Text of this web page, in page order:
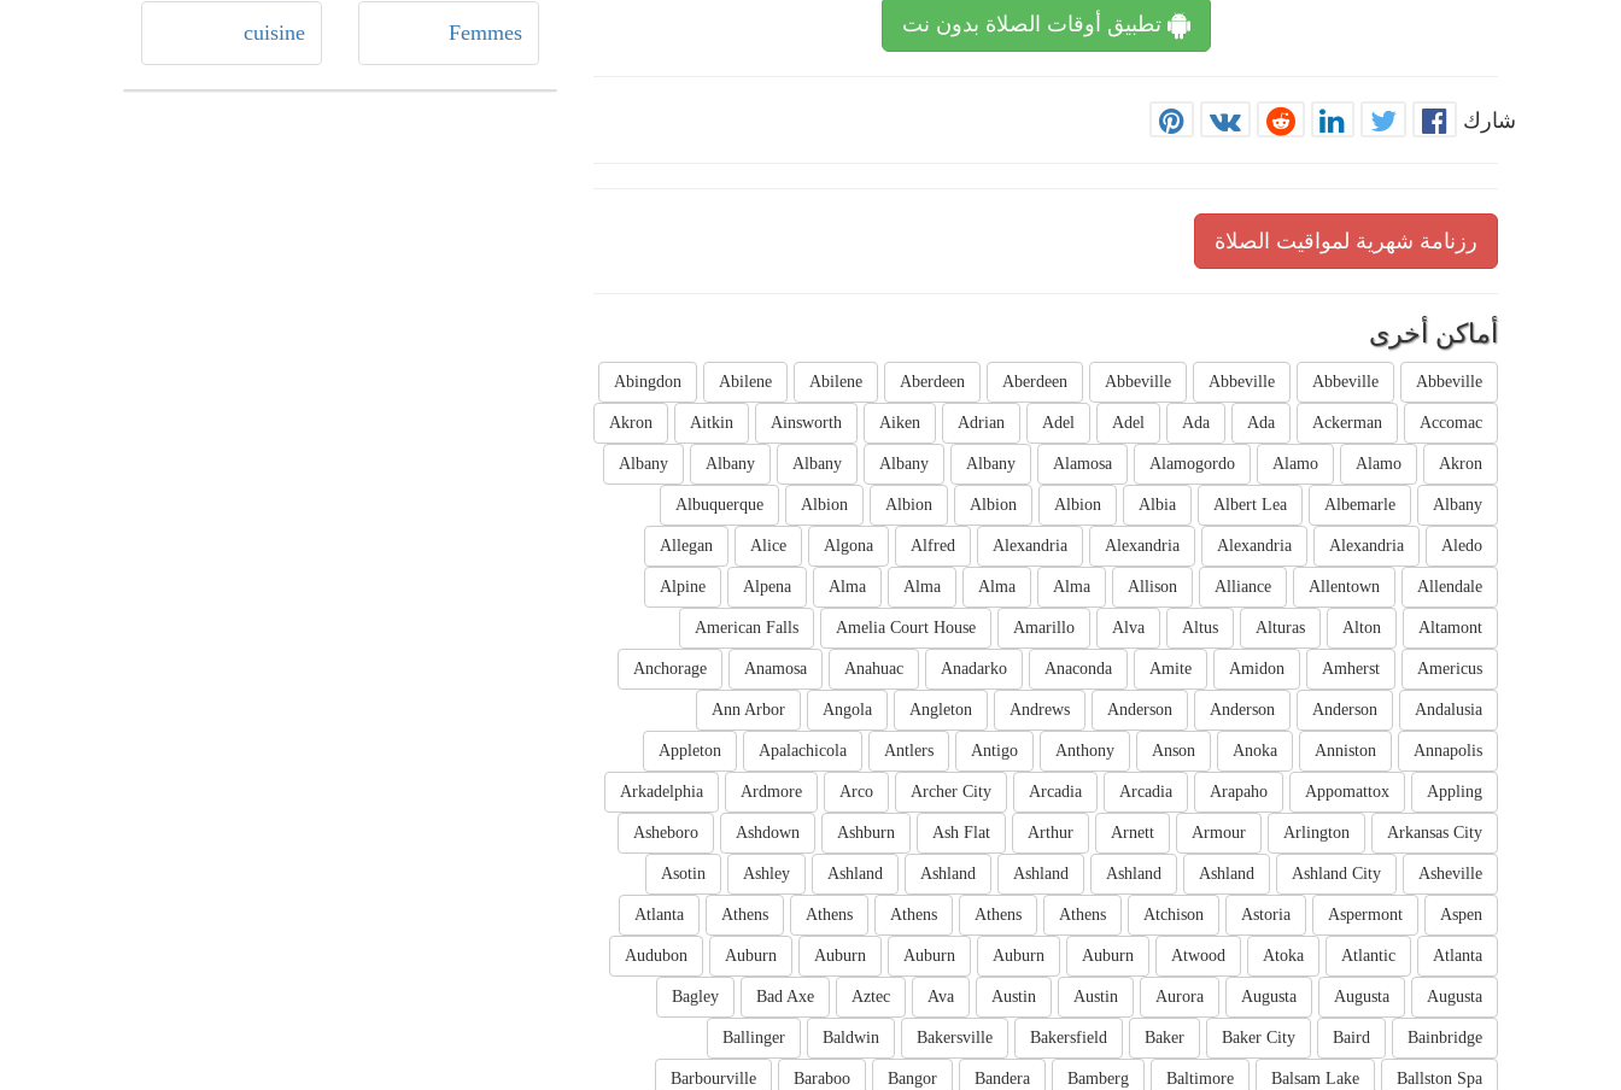
تطبيق أوقات الصلاة بدون نت
شارك
رزنامة شهرية لمواقيت الصلاة
أماكن أخرى
Abbeville
Abbeville
Abbeville
Abbeville
Aberdeen
Aberdeen
Abilene
Abilene
Abingdon
Accomac
Ackerman
Ada
Ada
Adel
Adel
Adrian
Aiken
Ainsworth
Aitkin
Akron
Akron
Alamo
Alamo
Alamogordo
Alamosa
Albany
Albany
Albany
Albany
Albany
Albany
Albemarle
Albert Lea
Albia
Albion
Albion
Albion
Albion
Albuquerque
Aledo
Alexandria
Alexandria
Alexandria
Alexandria
Alfred
Algona
Alice
Allegan
Allendale
Allentown
Alliance
Allison
Alma
Alma
Alma
Alma
Alpena
Alpine
Altamont
Alton
Alturas
Altus
Alva
Amarillo
Amelia Court House
American Falls
Americus
Amherst
Amidon
Amite
Anaconda
Anadarko
Anahuac
Anamosa
Anchorage
Andalusia
Anderson
Anderson
Anderson
Andrews
Angleton
Angola
Ann Arbor
Annapolis
Anniston
Anoka
Anson
Anthony
Antigo
Antlers
Apalachicola
Appleton
Appling
Appomattox
Arapaho
Arcadia
Arcadia
Archer City
Arco
Ardmore
Arkadelphia
Arkansas City
Arlington
Armour
Arnett
Arthur
Ash Flat
Ashburn
Ashdown
Asheboro
Asheville
Ashland City
Ashland
Ashland
Ashland
Ashland
Ashland
Ashley
Asotin
Aspen
Aspermont
Astoria
Atchison
Athens
Athens
Athens
Athens
Athens
Atlanta
Atlanta
Atlantic
Atoka
Atwood
Auburn
Auburn
Auburn
Auburn
Auburn
Audubon
Augusta
Augusta
Augusta
Aurora
Austin
Austin
Ava
Aztec
Bad Axe
Bagley
Bainbridge
Baird
Baker City
Baker
Bakersfield
Bakersville
Baldwin
Ballinger
Ballston Spa
Balsam Lake
Baltimore
Bamberg
Bandera
Bangor
Baraboo
Barbourville
Femmes
cuisine